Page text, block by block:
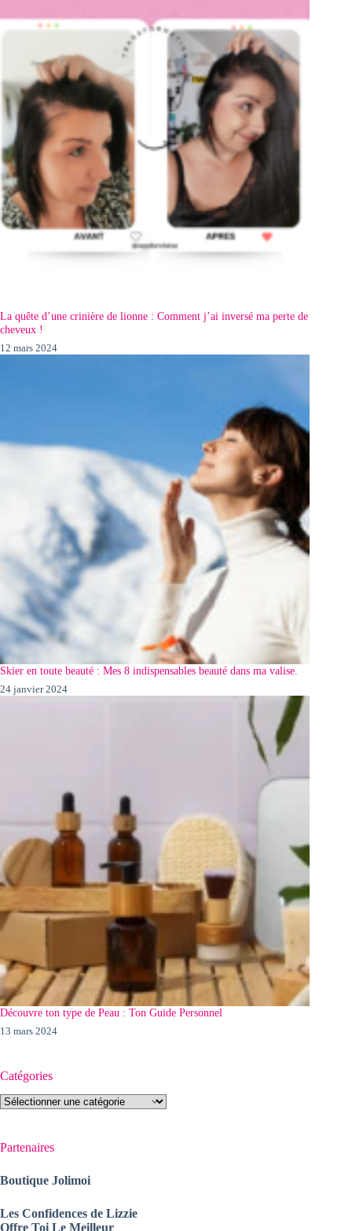
La quête d’une crinière de lionne : Comment j’ai inversé ma perte de
cheveux !
12 mars 2024
Skier en toute beauté : Mes 8 indispensables beauté dans ma valise.
24 janvier 2024
Découvre ton type de Peau : Ton Guide Personnel
13 mars 2024
Catégories
Catégories
Partenaires
Boutique Jolimoi
Les Confidences de Lizzie
Offre Toi Le Meilleur